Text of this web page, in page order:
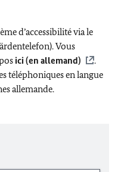
d’accessibilité via le
Vous
ici (en allemand)
.
téléphoniques en langue
allemande.